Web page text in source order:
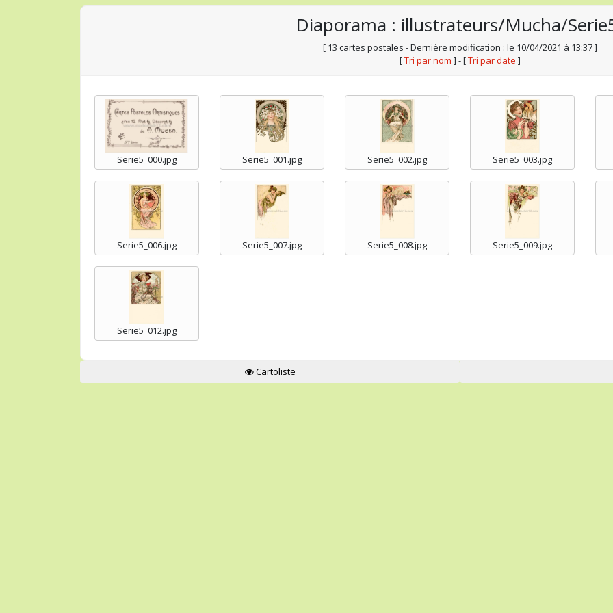
Diaporama : illustrateurs/Mucha/
[ 13 cartes postales - Dernière modification : le 10/04/2021 à 13:37 ]
[Tri par nom ] - [Tri par date ]
Serie5_000.jpg Serie5_001.jpg Serie5_002.jpg Serie5_003.jpg
Serie5_006.jpg Serie5_007.jpg Serie5_008.jpg Serie5_009.jpg
Serie5_012.jpg
Cartoliste